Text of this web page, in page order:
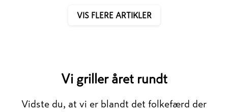
VIS FLERE ARTIKLER
Vi griller året rundt
Vidste du, at vi er blandt det folkefærd der